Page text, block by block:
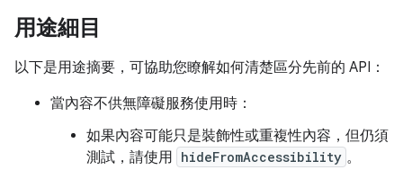
用途細目
以下是用途摘要，可協助您瞭解如何清楚區分先前的 API：
當內容不供無障礙服務使用時：
如果內容可能只是裝飾性或重複性內容，但仍須
測試，請使用 hideFromAccessibility 。